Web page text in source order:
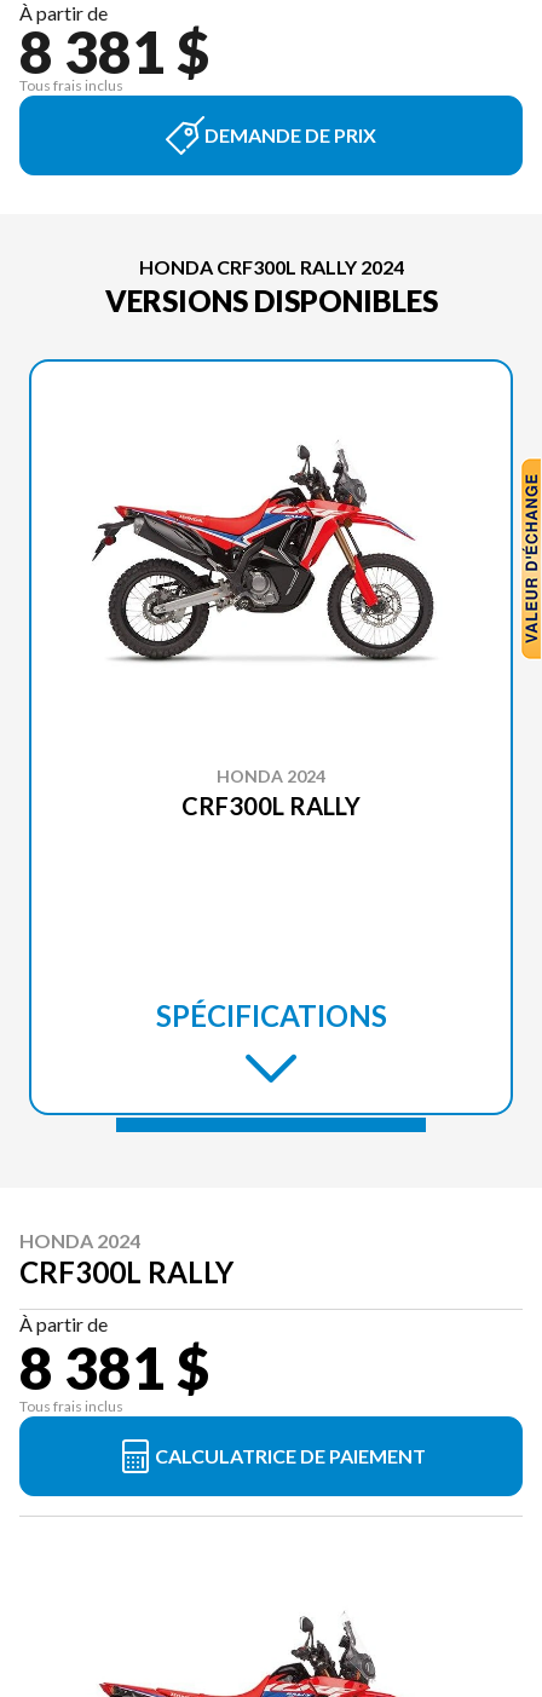
À partir de
8 381 $
Tous frais inclus
DEMANDE DE PRIX
HONDA CRF300L RALLY 2024
VERSIONS DISPONIBLES
HONDA 2024
CRF300L RALLY
SPÉCIFICATIONS
HONDA 2024
CRF300L RALLY
À partir de
8 381 $
Tous frais inclus
CALCULATRICE DE PAIEMENT